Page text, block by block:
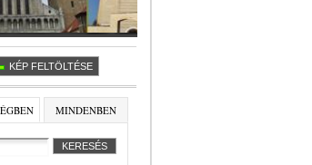
KÉP FELTÖLTÉSE
MINDENBEN